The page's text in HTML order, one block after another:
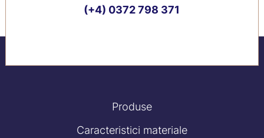
(+4) 0372 798 371
Produse
Caracteristici materiale